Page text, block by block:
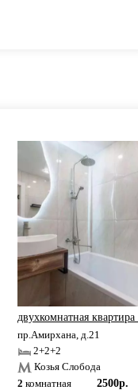
двухкомнатная
пр.Амирхана, д.21
2+2+2
Козья Слобода
2 комнатная
2500р.